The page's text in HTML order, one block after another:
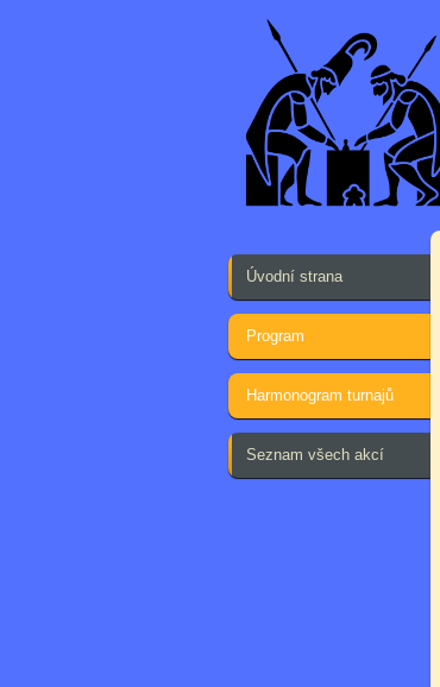
Úvodní strana
Program
Harmonogram turnajů
Seznam všech akcí